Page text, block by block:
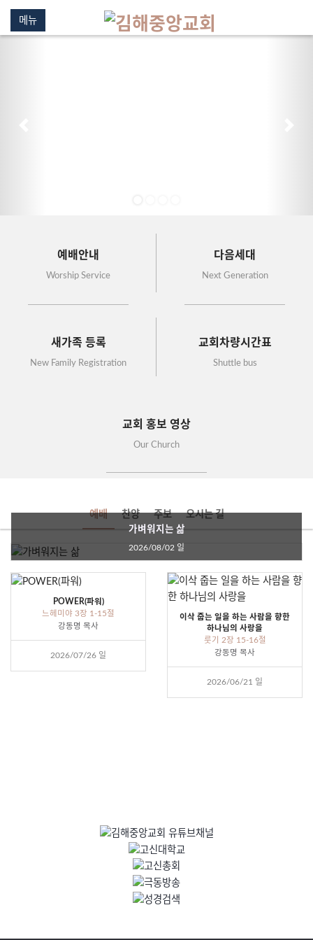
메뉴
예배안내
Worship Service
다음세대
Next Generation
새가족 등록
New Family Registration
교회차량시간표
Shuttle bus
교회 홍보 영상
Our Church
예배 찬양 주보 오시는 길
가벼워지는 삶
2026/08/02 일
POWER(파워)
느헤미야 3장 1-15절
강동명 목사
2026/07/26 일
이삭 줍는 일을 하는 사람을 향한
하나님의 사랑을
룻기 2장 15-16절
강동명 목사
2026/06/21 일